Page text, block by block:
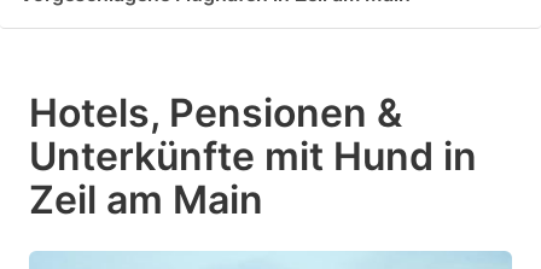
Hotels, Pensionen &
Unterkünfte mit Hund in
Zeil am Main